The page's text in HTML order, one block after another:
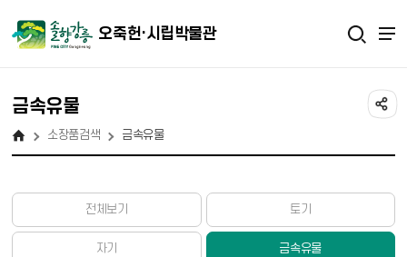
오죽헌·시립박물관
금속유물
소장품검색 금속유물
전체보기 토기
자기 금속유물